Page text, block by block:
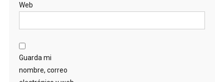
Web
Guarda mi
nombre, correo